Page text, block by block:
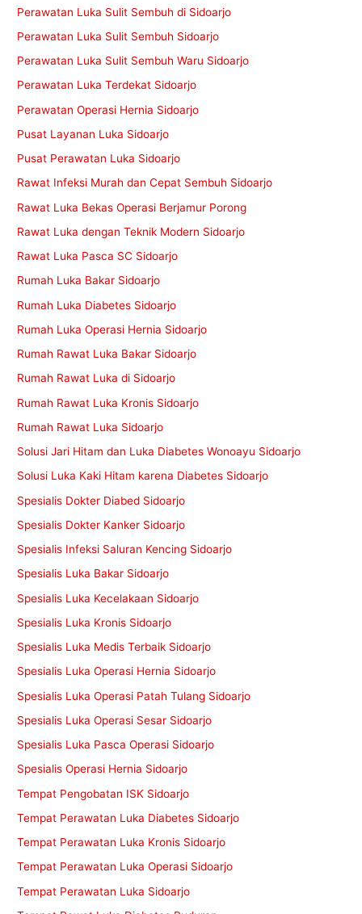
Perawatan Luka Sulit Sembuh di Sidoarjo
Perawatan Luka Sulit Sembuh Sidoarjo
Perawatan Luka Sulit Sembuh Waru Sidoarjo
Perawatan Luka Terdekat Sidoarjo
Perawatan Operasi Hernia Sidoarjo
Pusat Layanan Luka Sidoarjo
Pusat Perawatan Luka Sidoarjo
Rawat Infeksi Murah dan Cepat Sembuh Sidoarjo
Rawat Luka Bekas Operasi Berjamur Porong
Rawat Luka dengan Teknik Modern Sidoarjo
Rawat Luka Pasca SC Sidoarjo
Rumah Luka Bakar Sidoarjo
Rumah Luka Diabetes Sidoarjo
Rumah Luka Operasi Hernia Sidoarjo
Rumah Rawat Luka Bakar Sidoarjo
Rumah Rawat Luka di Sidoarjo
Rumah Rawat Luka Kronis Sidoarjo
Rumah Rawat Luka Sidoarjo
Solusi Jari Hitam dan Luka Diabetes Wonoayu Sidoarjo
Solusi Luka Kaki Hitam karena Diabetes Sidoarjo
Spesialis Dokter Diabed Sidoarjo
Spesialis Dokter Kanker Sidoarjo
Spesialis Infeksi Saluran Kencing Sidoarjo
Spesialis Luka Bakar Sidoarjo
Spesialis Luka Kecelakaan Sidoarjo
Spesialis Luka Kronis Sidoarjo
Spesialis Luka Medis Terbaik Sidoarjo
Spesialis Luka Operasi Hernia Sidoarjo
Spesialis Luka Operasi Patah Tulang Sidoarjo
Spesialis Luka Operasi Sesar Sidoarjo
Spesialis Luka Pasca Operasi Sidoarjo
Spesialis Operasi Hernia Sidoarjo
Tempat Pengobatan ISK Sidoarjo
Tempat Perawatan Luka Diabetes Sidoarjo
Tempat Perawatan Luka Kronis Sidoarjo
Tempat Perawatan Luka Operasi Sidoarjo
Tempat Perawatan Luka Sidoarjo